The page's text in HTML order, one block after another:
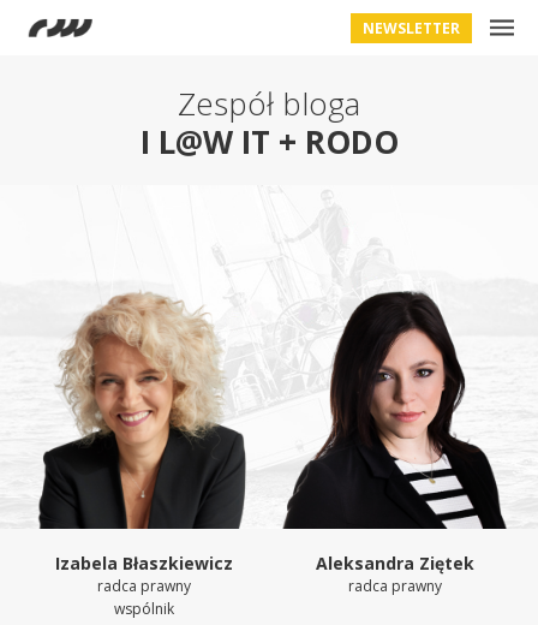
NEWSLETTER
Zespół bloga
I L@W IT + RODO
Izabela Błaszkiewicz
radca prawny
wspólnik
Aleksandra Ziętek
radca prawny